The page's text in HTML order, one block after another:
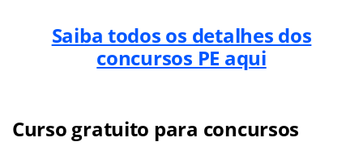
Saiba todos os detalhes dos
concursos PE aqui
Curso gratuito para concursos